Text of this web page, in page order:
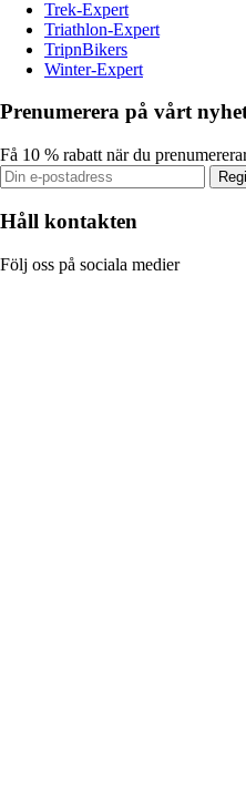
Trek-Expert
Triathlon-Expert
TripnBikers
Winter-Expert
Prenumerera på vårt
Få 10 % rabatt när du
Håll kontakten
Följ oss på sociala medier